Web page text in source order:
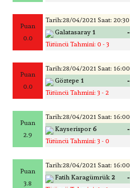
Puan
0.0
Tarih:28/04/2021 Saat: 20:30
Galatasaray 1 -
Tütüncü Tahmini: 0 - 3
Puan
0.0
Tarih:28/04/2021 Saat: 16:00
Göztepe 1 -
Tütüncü Tahmini: 3 - 2
Puan
2.9
Tarih:28/04/2021 Saat: 16:00
Kayserispor 6 -
Tütüncü Tahmini: 3 - 0
Puan
3.8
Tarih:28/04/2021 Saat: 16:00
Fatih Karagümrük 2 -